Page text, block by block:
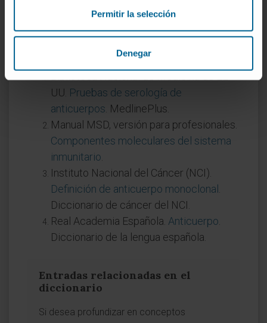
Permitir la selección
Denegar
color desarrollado es proporcional a la
Referencias
UU. Pruebas de serología de
anticuerpos . MedlinePlus.
Manual MSD, versión para profesionales.
Componentes moleculares del sistema
inmunitario
Instituto Nacional del Cáncer (NCI).
Definición de anticuerpo monoclonal
Diccionario de cáncer del NCI.
Real Academia Española. Anticuerpo
Diccionario de la lengua española.
Entradas relacionadas en el
diccionario
Si desea profundizar en conceptos